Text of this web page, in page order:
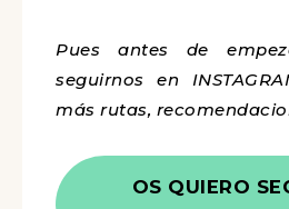
Pues antes de
seguirnos en
más rutas,
OS QUIERO